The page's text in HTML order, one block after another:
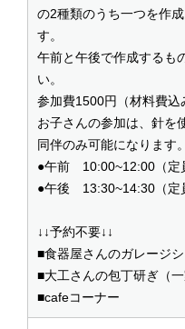
の2種類のうち一つを作
す。
午前と午後で作成するも
い。
参加費1500円（材料費込
お子さんの参加は、針を
同伴のみ可能になります。
●午前 10:00~12:00（定
●午後 13:30~14:30（定
↓↓予約不要↓↓
■食器屋さんのガレージ
■大工さんの包丁研ぎ（
■cafeコーナー